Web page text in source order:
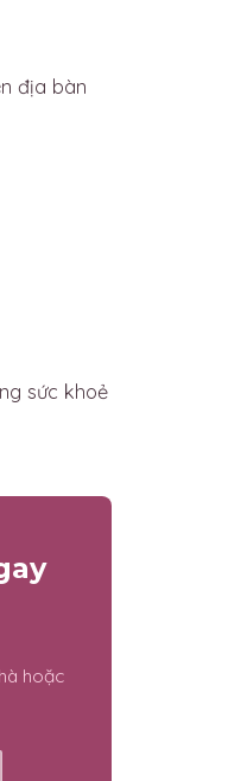
địa bàn
sức khoẻ
hoặc